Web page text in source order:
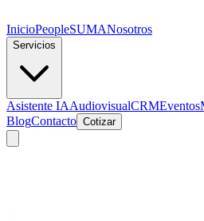
InicioPeopleSUMANosotros
Servicios
Asistente IAAudiovisualCRMEventos
BlogContacto Cotizar